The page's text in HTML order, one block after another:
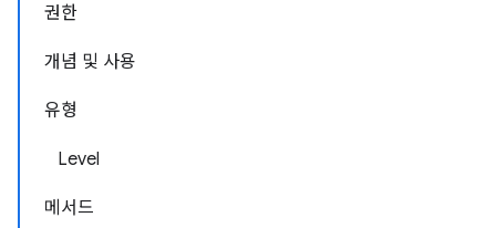
권한
개념 및 사용
유형
Level
메서드